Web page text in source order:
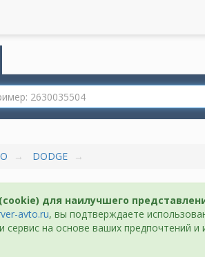
DODGE
для наилучшего
avto.ru, вы подтверждаете
сервис на основе ваших предпочтений и